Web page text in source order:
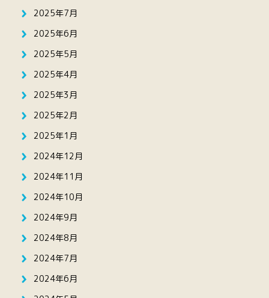
2025年7月
2025年6月
2025年5月
2025年4月
2025年3月
2025年2月
2025年1月
2024年12月
2024年11月
2024年10月
2024年9月
2024年8月
2024年7月
2024年6月